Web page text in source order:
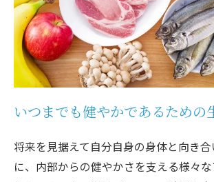
いつまでも健やかであるための
将来を見据えて自分自身の身体と向き
に、内部からの健やかさを支える様々